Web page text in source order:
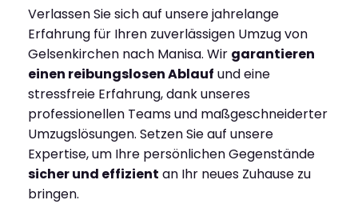
Verlassen Sie sich auf unsere jahrelange
Erfahrung für Ihren zuverlässigen Umzug von
Gelsenkirchen nach Manisa. Wir garantieren
einen reibungslosen Ablauf und eine
stressfreie Erfahrung, dank unseres
professionellen Teams und maßgeschneiderter
Umzugslösungen. Setzen Sie auf unsere
Expertise, um Ihre persönlichen Gegenstände
sicher und effizient an Ihr neues Zuhause zu
bringen.